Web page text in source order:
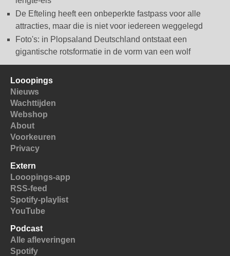
De Efteling heeft een onbeperkte fastpass voor alle
attracties, maar die is niet voor iedereen weggelegd
Foto's: in Plopsaland Deutschland ontstaat een
gigantische rotsformatie in de vorm van een wolf
Looopings
Nieuws
Wachttijden
Webshop
About
Voorkeuren
Privacy
Extern
Looopings-app
RSS-feed
Spotify-playlist
YouTube
Podcast
Alle afleveringen
Spotify